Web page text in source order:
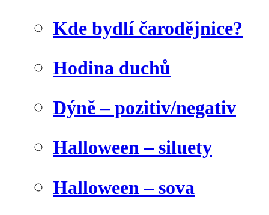
Kde bydlí čarodějnice?
Hodina duchů
Dýně – pozitiv/negativ
Halloween – siluety
Halloween – sova